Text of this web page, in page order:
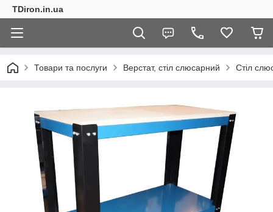
TDiron.in.ua
Товари та послуги Верстат, стіл слюсарний Стіл